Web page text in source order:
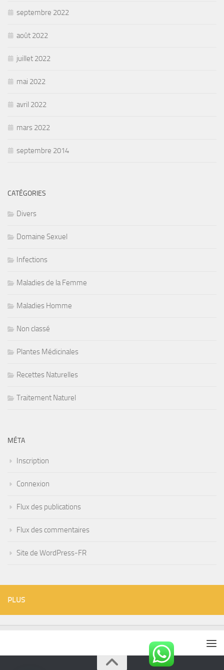
septembre 2022
août 2022
juillet 2022
mai 2022
avril 2022
mars 2022
septembre 2014
CATÉGORIES
Divers
Domaine Sexuel
Infections
Maladies de la Femme
Maladies Homme
Non classé
Plantes Médicinales
Recettes Naturelles
Traitement Naturel
MÉTA
Inscription
Connexion
Flux des publications
Flux des commentaires
Site de WordPress-FR
PLUS